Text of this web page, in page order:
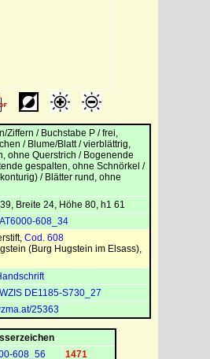
Ziffern / Buchstabe P / frei,
/ Blume/Blatt / vierblättrig,
ohne Querstrich / Bogenende
gespalten, ohne Schnörkel /
/ Blätter rund, ohne
39, Breite 24, Höhe 80, h1 61
AT6000-608_34
, Cod. 608
(Burg Hugstein im Elsass),
WZIS DE1185-S730_27
25363
608_56
1471